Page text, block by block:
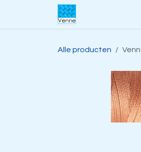
Overslaan naar inhoud
Alle producten